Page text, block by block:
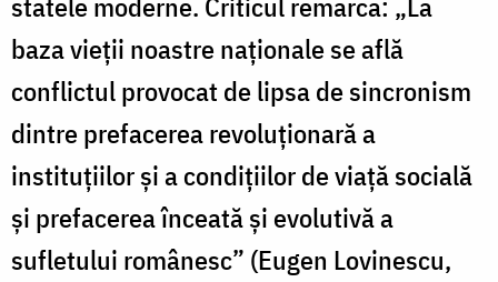
baza vieții noastre naționale se află
conflictul provocat de lipsa de sincronism
dintre prefacerea revoluționară a
instituțiilor și a condițiilor de viață socială
și prefacerea înceată și evolutivă a
sufletului românesc” (Eugen Lovinescu,